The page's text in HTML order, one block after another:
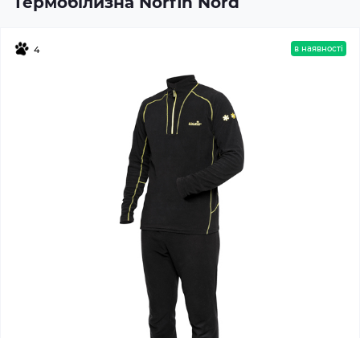
4 в наявності